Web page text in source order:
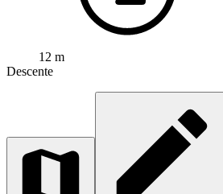
12 m
Descente